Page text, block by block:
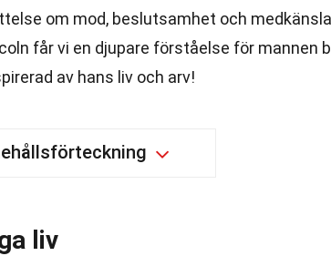
om mod, beslutsamhet och
får vi en djupare förståelse för mannen
av hans liv och arv!
liv